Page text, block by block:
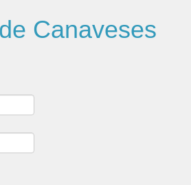
Canaveses